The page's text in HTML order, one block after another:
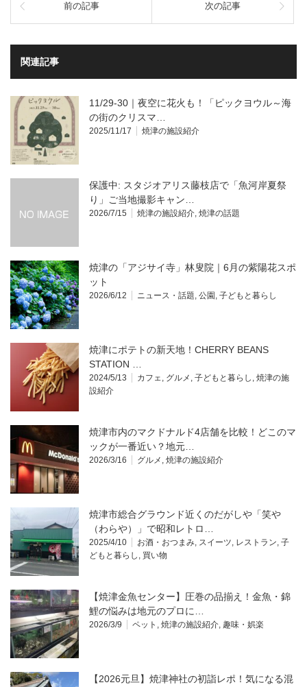
前の記事 次の記事
関連記事
11/29-30｜夜空に花火も！「ピックヨウル～海
の街のクリスマ…
2025/11/17 焼津の施設紹介
保護中: スタジオアリス藤枝店で「魚河岸夏祭
り」ご当地撮影キャン…
2026/7/15 焼津の施設紹介, 焼津の話題
焼津の「アジサイ寺」林叟院｜6月の紫陽花スポ
ット
2026/6/12 ニュース・話題, 公園 , 子どもと暮らし
焼津にポテトの新天地！CHERRY BEANS
STATION …
2024/5/13 カフェ, グルメ , 子どもと暮らし , 焼津の施
設紹介
焼津市内のマクドナルド4店舗を比較！どこのマ
ックが一番近い？地元…
2026/3/16 グルメ , 焼津の施設紹介
焼津市総合グラウンド近くのだがしや「笑や
（わらや）」で昭和レトロ…
2025/4/10 お酒・おつまみ, スイーツ, レストラン, 子
どもと暮らし , 買い物
【焼津金魚センター】圧巻の品揃え！金魚・錦
鯉の悩みは地元のプロに…
2026/3/9 ペット , 焼津の施設紹介, 趣味・娯楽
【2026元旦】焼津神社の初詣レポ！気になる混